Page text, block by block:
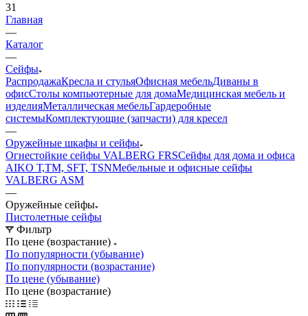
31
Главная
—
Каталог
—
Сейфы
РаспродажаКресла и стульяОфисная мебельДиваны в
офисСтолы компьютерные для домаМедицинская мебель и
изделияМеталлическая мебельГардеробные
системыКомплектующие (запчасти) для кресел
—
Оружейные шкафы и сейфы
Огнестойкие сейфы VALBERG FRSСейфы для дома и офиса
AIKO Т,TМ, SFT, TSNМебельные и офисные сейфы
VALBERG ASM
—
Оружейные сейфы
Пистолетные сейфы
Фильтр
По цене (возрастание)
По популярности (убывание)
По популярности (возрастание)
По цене (убывание)
По цене (возрастание)